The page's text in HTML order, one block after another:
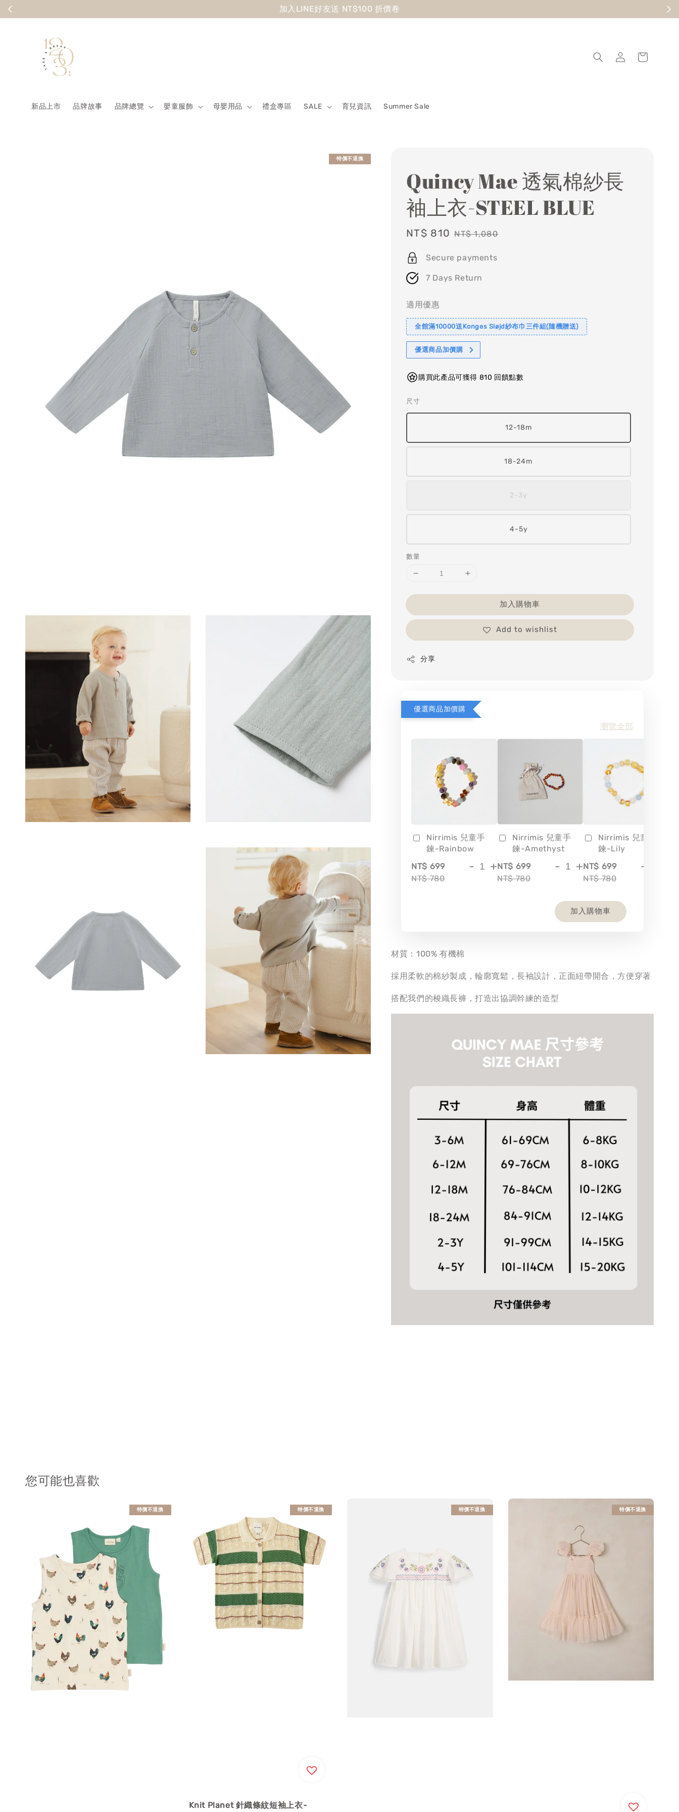
加入LINE好友送 NT$100 折價卷
新品上市 品牌故事 品牌總覽 嬰童服飾 母嬰用品 禮盒專區 SALE 育兒資訊 Summer Sale
特價不退換
Quincy Mae 透氣棉紗長
袖上衣-STEEL BLUE
Sale
NT$ 810 Regular
NT$ 1,080
Secure payments
7 Days Return
適用優惠
全館滿10000送Konges Sløjd紗布巾三件組(隨機贈送)
優選商品加價購
購買此產品可獲得 810 回饋點數
尺寸
12-18m
18-24m
2-3y
4-5y
數量
加入購物車
Add to wishlist
分享
優選商品加價購
瀏覽全部
Nirrimis 兒童手
鍊-Rainbow
NT$ 699
NT$ 780
- +
Nirrimis 兒童手
鍊-Amethyst
NT$ 699
NT$ 780
- +
Nirrimis 兒童手
鍊-Lily
NT$ 699
NT$ 780
-
加入購物車
材質：100% 有機棉
採用柔軟的棉紗製成，輪廓寬鬆，長袖設計，正面紐帶開合，方便穿著
搭配我們的梭織長褲，打造出協調幹練的造型
您可能也喜歡
特價不退換 特價不退換
Knit Planet 針織條紋短袖上衣-
特價不退換 特價不退換